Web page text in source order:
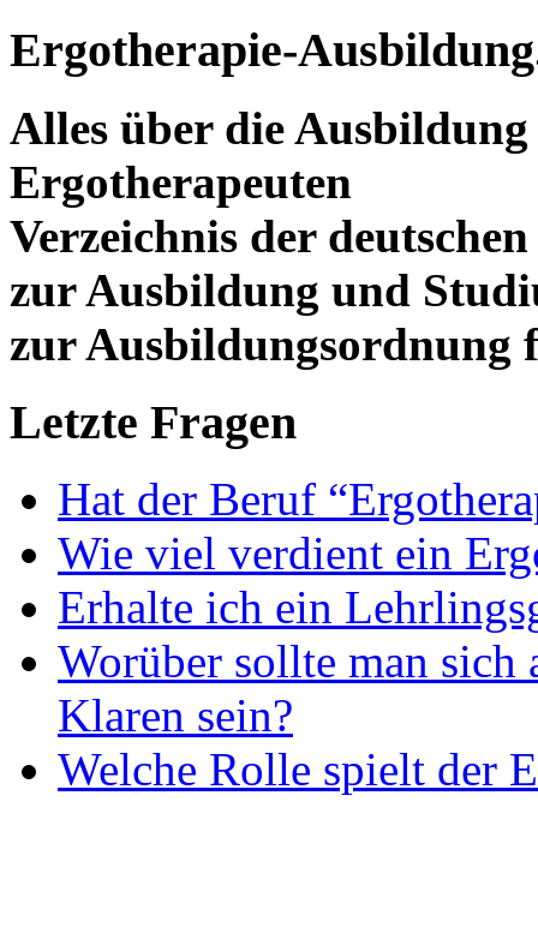
Ergotherapie-
Alles über die
Ergotherapeuten
Verzeichnis der
zur Ausbildung und
zur Ausbildungsordnung
Letzte Fragen
Hat der Beruf
Wie viel verdient ein
Erhalte ich ein
Worüber sollte man sich
Klaren sein?
Welche Rolle spielt der